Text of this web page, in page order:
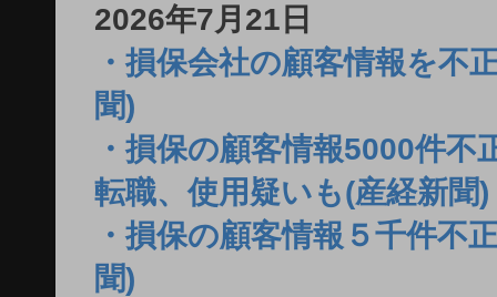
2026年7月21日
・損保会社の顧客情報を
聞)
・損保の顧客情報5000件
転職、使用疑いも(産経新聞)
・損保の顧客情報５千件
聞)